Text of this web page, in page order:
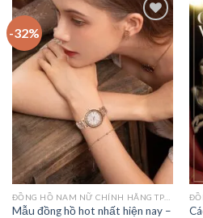
-32%
Add to
wishlist
Mẫu đồng hồ hot nhất hiện nay –